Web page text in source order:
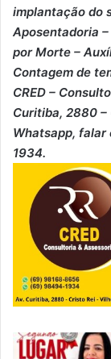
implantação do
⁠Aposentadoria
por Morte –
⁠Contagem de
CRED –
Curitiba, 2880 –
Whatsapp,
1934.